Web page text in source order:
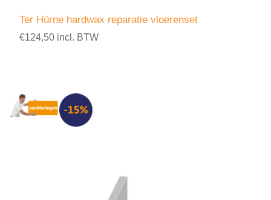
Ter Hürne hardwax reparatie vloerenset
€124,50 incl. BTW